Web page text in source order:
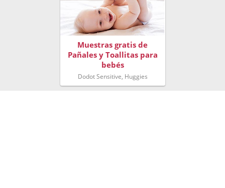
Muestras gratis de
Pañales y Toallitas para
bebés
Dodot Sensitive, Huggies